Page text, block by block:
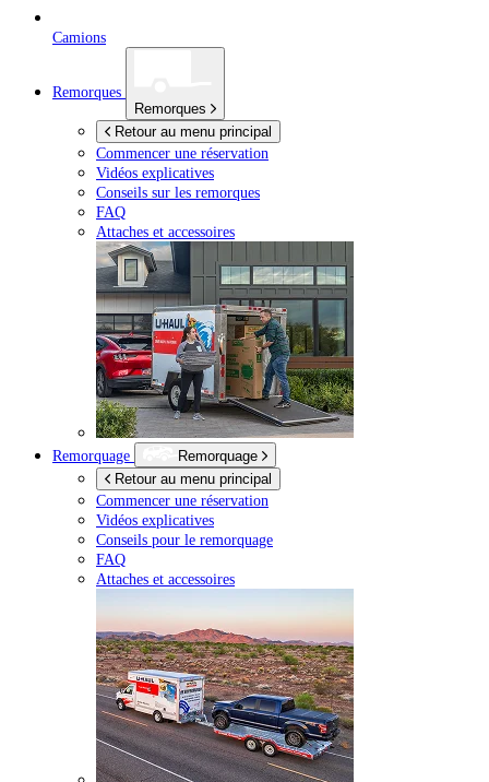
Camions
Remorques
Remorques
Retour au menu principal
Commencer une réservation
Vidéos explicatives
Conseils sur les remorques
FAQ
Attaches et accessoires
Remorquage
Remorquage
Retour au menu principal
Commencer une réservation
Vidéos explicatives
Conseils pour le remorquage
FAQ
Attaches et accessoires